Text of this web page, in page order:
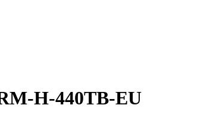
H-440TB-EU